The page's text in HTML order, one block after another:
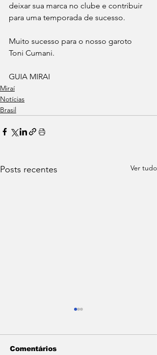
deixar sua marca no clube e contribuir
para uma temporada de sucesso.
Muito sucesso para o nosso garoto
Toni Cumani.
GUIA MIRAI
Miraí
Notícias
Brasil
Posts recentes Ver tudo
Comentários